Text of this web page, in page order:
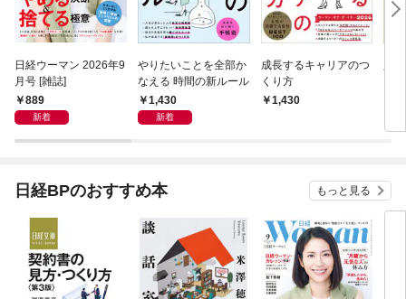
日経ウーマン 2026年9
月号 [雑誌]
889
新着
やりたいことを全部か
なえる 時間の新ルール
1,430
新着
成長するキャリアのつ
くり方
1,430
日経BPのおすすめ本 もっと見る